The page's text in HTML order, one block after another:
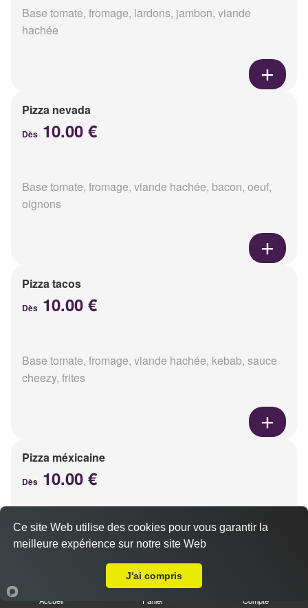
Base tomate, fromage, lardons, jambon, viande
hachée
Pizza nevada
Dès 10.00 €
Base tomate, fromage, viande hachée, bacon, oeuf,
oignons
Pizza tacos
Dès 10.00 €
Base tomate, fromage, viande hachée, kebab, sauce
cheezy, frites
Pizza méxicaine
Dès 10.00 €
Base sauce barbecue, fromage, viande hachée,
chorizo, poivrons
Accueil Panier Compte
Ce site Web utilise des cookies pour vous garantir la
meilleure expérience sur notre site Web
J'ai compris